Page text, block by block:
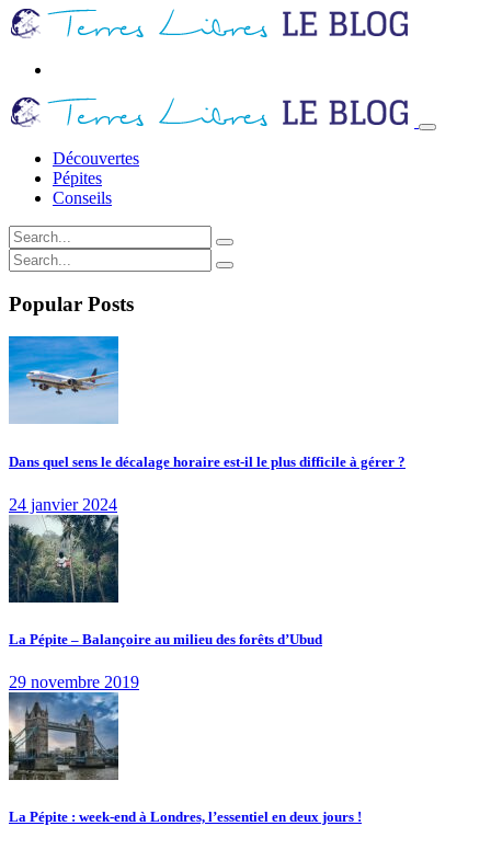
Découvertes
Pépites
Conseils
Popular Posts
Dans quel sens le décalage horaire est-il le plus difficile à gérer ?
24 janvier 2024
La Pépite – Balançoire au milieu des forêts d’Ubud
29 novembre 2019
La Pépite : week-end à Londres, l’essentiel en deux jours !